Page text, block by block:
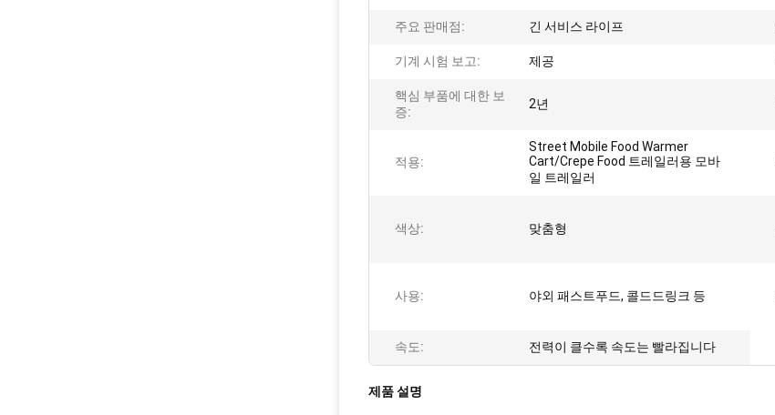
주요 판매점: 긴 서비스 라이프
기계 시험 보고: 제공
핵심 부품에 대한 보
증:
2년
적용:
Street Mobile Food Warmer
Cart/Crepe Food 트레일러용 모바
일 트레일러
색상: 맞춤형
사용: 야외 패스트푸드, 콜드드링크 등
속도: 전력이 클수록 속도는 빨라집니다
제품 설명